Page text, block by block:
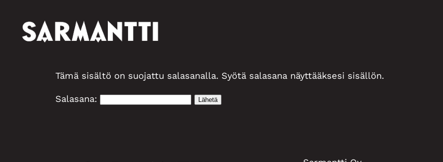
sisältöön
Tämä sisältö on suojattu salasanalla. Syötä salasana näyttääksesi sisällön.
Salasana: